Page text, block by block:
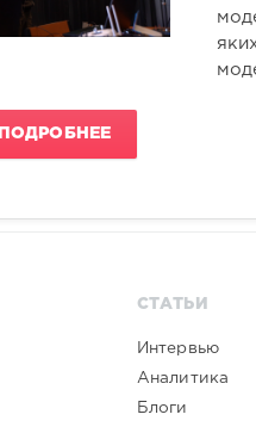
ПОДРОБНЕЕ
СТАТЬИ
Интервью
Аналитика
Блоги